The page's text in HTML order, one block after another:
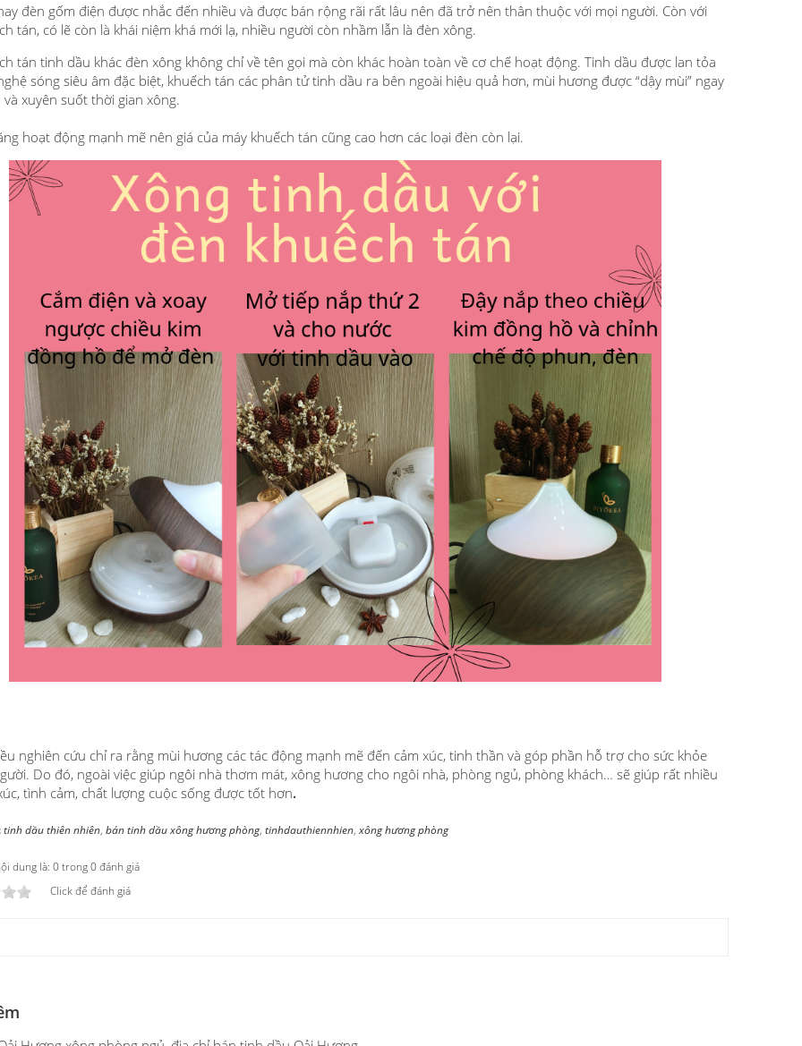
đèn gốm điện được nhắc đến nhiều và được bán rộng rãi rất lâu nên đã trở nên thân thuộc với mọi người. Còn với
tán, có lẽ còn là khái niệm khá mới lạ, nhiều người còn nhầm lẫn là đèn xông.
tán tinh dầu khác đèn xông không chỉ về tên gọi mà còn khác hoàn toàn về cơ chế hoạt động. Tinh dầu được lan tỏa
sóng siêu âm đặc biệt, khuếch tán các phân tử tinh dầu ra bên ngoài hiệu quả hơn, mùi hương được “dậy mùi” ngay
xuyên suốt thời gian xông.
hoạt động mạnh mẽ nên giá của máy khuếch tán cũng cao hơn các loại đèn còn lại.
nghiên cứu chỉ ra rằng mùi hương các tác động mạnh mẽ đến cảm xúc, tinh thần và góp phần hỗ trợ cho sức khỏe
Do đó, ngoài việc giúp ngôi nhà thơm mát, xông hương cho ngôi nhà, phòng ngủ, phòng khách… sẽ giúp rất nhiều
tình cảm, chất lượng cuộc sống được tốt hơn.
tinh dầu thiên nhiên, bán tinh dầu xông hương phòng, tinhdauthiennhien, xông hương phòng
dung là: 0 trong 0 đánh giá
Click để đánh giá